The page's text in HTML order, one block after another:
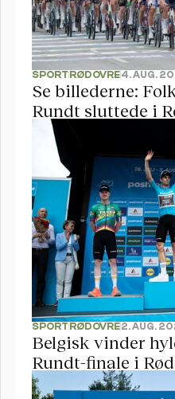
SPORT RØDOVRE4. AUG.
Se billederne:
Rundt sluttede i
SPORT RØDOVRE2. AUG.
Belgisk vinder
Rundt-finale i